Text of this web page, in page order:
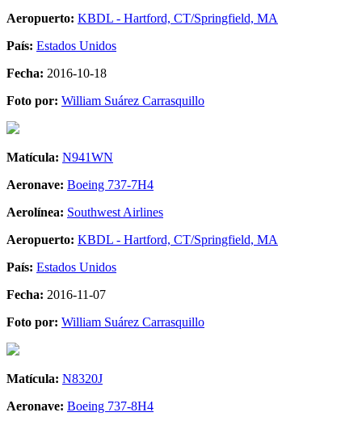
Aeropuerto: KBDL - Hartford, CT/Springfield, MA
País: Estados Unidos
Fecha: 2016-10-18
Foto por: William Suárez Carrasquillo
Matícula: N941WN
Aeronave: Boeing 737-7H4
Aerolínea: Southwest Airlines
Aeropuerto: KBDL - Hartford, CT/Springfield, MA
País: Estados Unidos
Fecha: 2016-11-07
Foto por: William Suárez Carrasquillo
Matícula: N8320J
Aeronave: Boeing 737-8H4